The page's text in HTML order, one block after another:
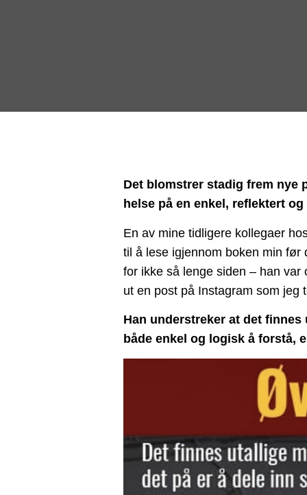
Det blomstrer stadig frem nye
helse på en enkel, reflektert
En av mine tidligere kollegaer
til å lese igjennom boken min før
for ikke så lenge siden – han var
ut en post på Instagram som jeg
Han understreker at det
både enkel og logisk å forstå,